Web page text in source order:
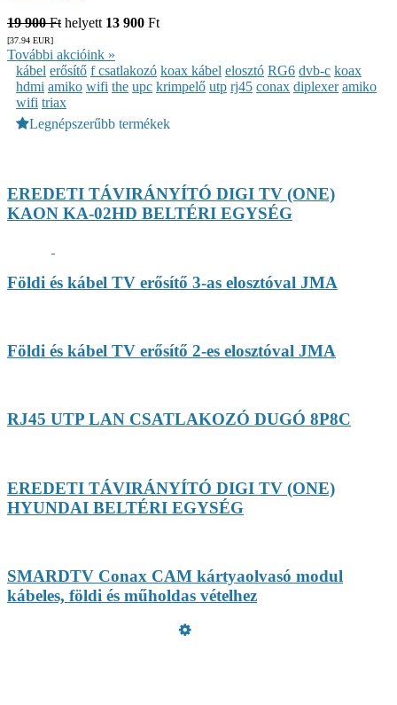
19 900 Fthelyett 13 900 Ft
[37.94 EUR]
További akcióink »
kábel erősítő f csatlakozó koax kábel elosztó RG6 dvb-c koax
hdmi amiko wifi the upc krimpelő utp rj45 conax diplexer amiko
wifi triax
Legnépszerűbb termékek
EREDETI TÁVIRÁNYÍTÓ DIGI TV (ONE)
KAON KA-02HD BELTÉRI EGYSÉG
Földi és kábel TV erősítő 3-as elosztóval JMA
Földi és kábel TV erősítő 2-es elosztóval JMA
RJ45 UTP LAN CSATLAKOZÓ DUGÓ 8P8C
EREDETI TÁVIRÁNYÍTÓ DIGI TV (ONE)
HYUNDAI BELTÉRI EGYSÉG
SMARDTV Conax CAM kártyaolvasó modul
kábeles, földi és műholdas vételhez